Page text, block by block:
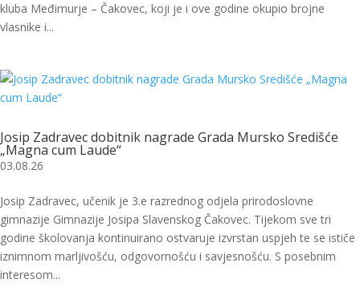
kluba Međimurje – Čakovec, koji je i ove godine okupio brojne
vlasnike i...
Josip Zadravec dobitnik nagrade Grada Mursko Središće
„Magna cum Laude“
03.08.26
Josip Zadravec, učenik je 3.e razrednog odjela prirodoslovne
gimnazije Gimnazije Josipa Slavenskog Čakovec. Tijekom sve tri
godine školovanja kontinuirano ostvaruje izvrstan uspjeh te se ističe
iznimnom marljivošću, odgovornošću i savjesnošću. S posebnim
interesom...